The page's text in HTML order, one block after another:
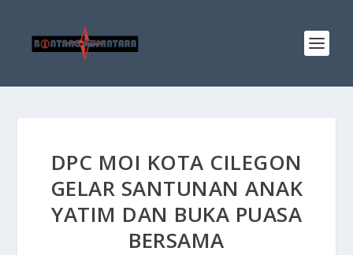
DPC MOI KOTA CILEGON
GELAR SANTUNAN ANAK
YATIM DAN BUKA PUASA
BERSAMA